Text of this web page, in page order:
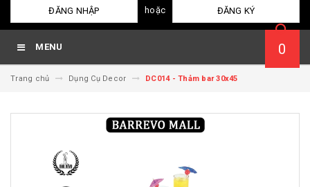
ĐĂNG NHẬP hoặc ĐĂNG KÝ
MENU 0
Trang chủ Dụng Cụ Decor DC014 - Thảm bar 30x45